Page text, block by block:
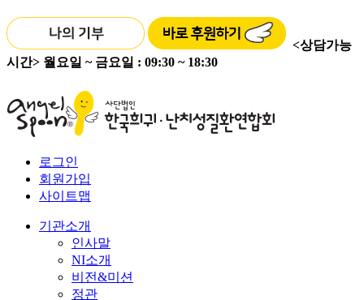
<상담가능
시간> 월요일 ~ 금요일 : 09:30 ~ 18:30
로그인
회원가입
사이트맵
기관소개
인사말
NI소개
비전&미션
정관